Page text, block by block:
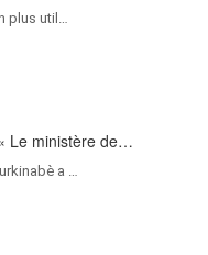
plus util…
Le ministère de…
a …